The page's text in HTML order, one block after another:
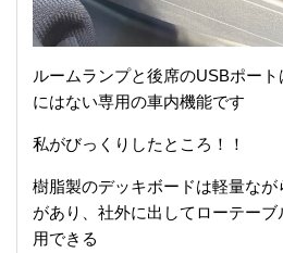
ルームランプと後席のUSBポー
にはない専用の車内機能です
私がびっくりしたところ！！
樹脂製のデッキボードは軽量な
があり、社外に出してローテー
用できる